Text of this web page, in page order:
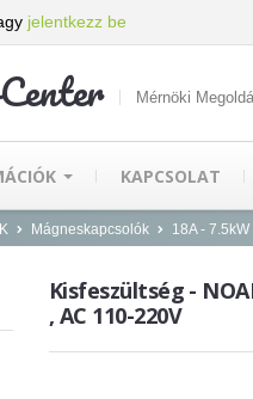
jelentkezz be
Mérnöki
KAPCSOLAT
Mágneskapcsolók 18A - 7.5kW
Kisfeszültség -
, AC 110-220V